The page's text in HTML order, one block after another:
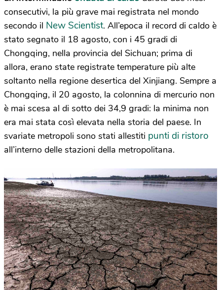
consecutivi, la più grave mai registrata nel mondo
secondo il New Scientist. All’epoca il record di caldo è
stato segnato il 18 agosto, con i 45 gradi di
Chongqing, nella provincia del Sichuan; prima di
allora, erano state registrate temperature più alte
soltanto nella regione desertica del Xinjiang. Sempre a
Chongqing, il 20 agosto, la colonnina di mercurio non
è mai scesa al di sotto dei 34,9 gradi: la minima non
era mai stata così elevata nella storia del paese. In
svariate metropoli sono stati allestiti punti di ristoro
all’interno delle stazioni della metropolitana.